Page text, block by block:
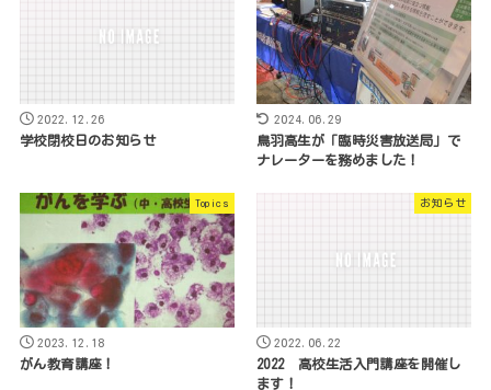
2022.12.26
学校閉校日のお知らせ
2024.06.29
鳥羽高生が「臨時災害放送局」で
ナレーターを務めました！
Topics
2023.12.18
がん教育講座！
お知らせ
2022.06.22
2022 高校生活入門講座を開催し
ます！